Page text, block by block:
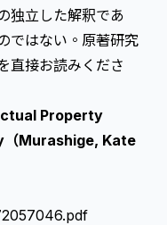
独立した解釈であ
ではない。原著研究
直接お読みくださ
Property
Murashige, Kate